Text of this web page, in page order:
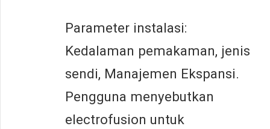
Parameter instalasi:
Kedalaman pemakaman, jenis
sendi, Manajemen Ekspansi.
Pengguna menyebutkan
electrofusion untuk